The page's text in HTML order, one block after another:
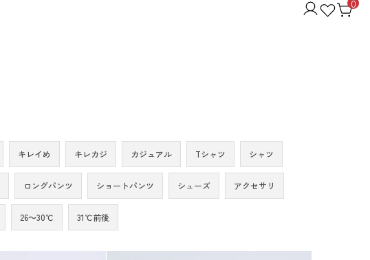
0
キレイめ キレカジ カジュアル Tシャツ シャツ
ロングパンツ ショートパンツ シューズ アクセサリ
26～30℃ 31℃前後